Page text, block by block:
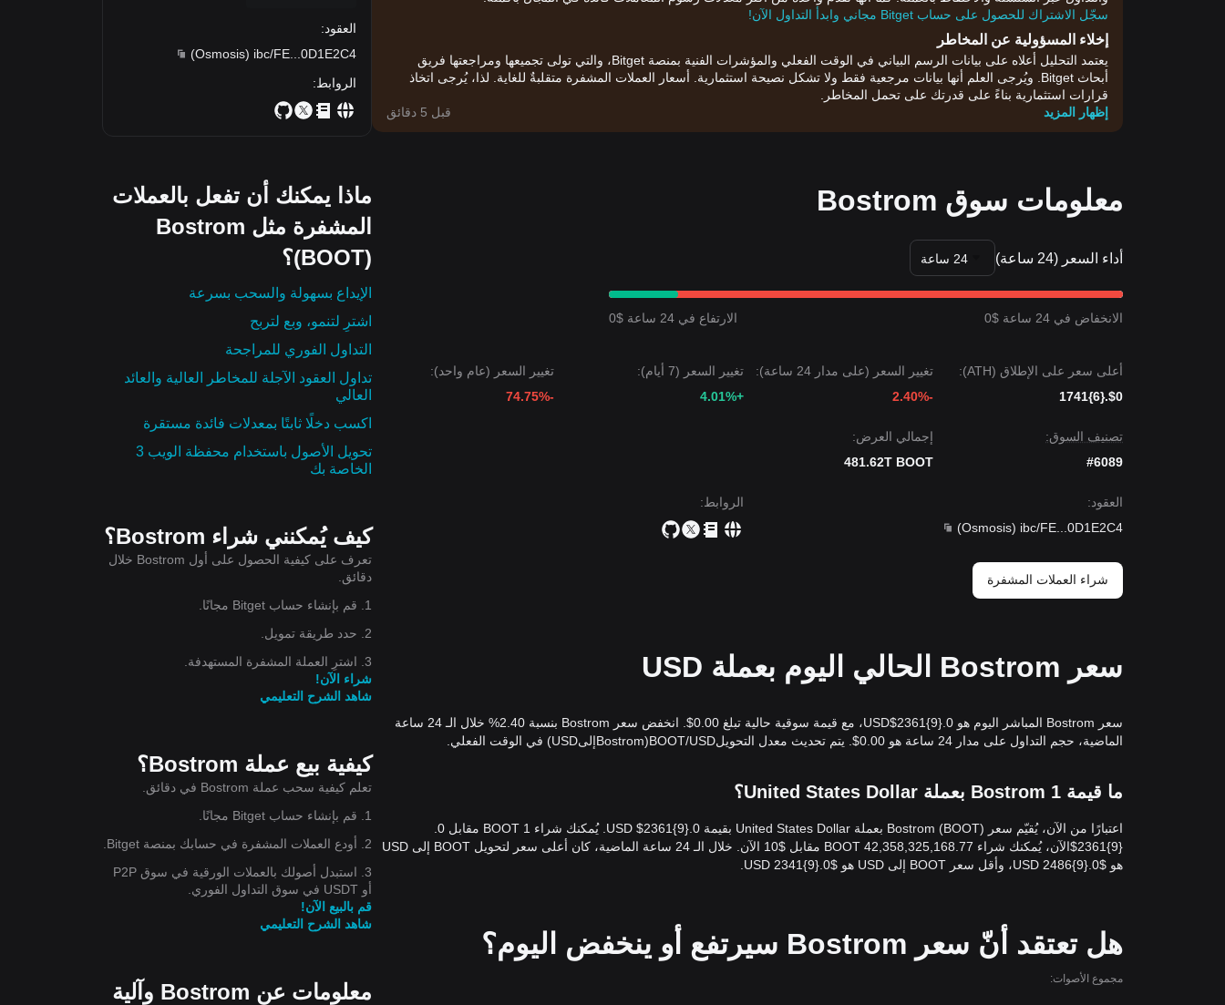
سجّل الاشتراك للحصول على حساب Bitget مجاني وابدأ التداول الآن!
إخلاء المسؤولية عن المخاطر
يعتمد التحليل أعلاه على بيانات الرسم البياني في الوقت الفعلي والمؤشرات الفنية بمنصة Bitget، والتي تولى تجميعها ومراجعتها فريق
أبحاث Bitget. ويُرجى العلم أنها بيانات مرجعية فقط ولا تشكل نصيحة استثمارية. أسعار العملات المشفرة متقلبةٌ للغاية. لذا، يُرجى اتخاذ
قرارات استثمارية بناءً على قدرتك على تحمل المخاطر.
إظهار المزيد
قبل 5 دقائق
معلومات سوق Bostrom
أداء السعر (24 ساعة) 24 ساعة
الانخفاض في 24 ساعة $0 الارتفاع في 24 ساعة $0
أعلى سعر على الإطلاق (ATH):
$0.{6}1741
تغيير السعر (على مدار 24 ساعة):
-2.40%
تغيير السعر (7 أيام):
+4.01%
تغيير السعر (عام واحد):
-74.75%
تصنيف السوق:
#6089
إجمالي العرض:
481.62T BOOT
العقود:
ibc/FE
0D1E2C4
(
Osmosis
)
الروابط:
شراء العملات المشفرة
سعر Bostrom الحالي اليوم بعملة USD
سعر Bostrom المباشر اليوم هو 0.{9}2361$USD، مع قيمة سوقية حالية تبلغ 0.00$. انخفض سعر Bostrom بنسبة 2.40% خلال الـ 24 ساعة
الماضية، حجم التداول على مدار 24 ساعة هو 0.00$. يتم تحديث معدل التحويلBOOT/USD(BostromإلىUSD) في الوقت الفعلي.
ما قيمة 1 Bostrom بعملة United States Dollar؟
{9}2361$الآن، يُمكنك شراء 42,358,325,168.77 BOOT مقابل $10 الآن. خلال الـ 24 ساعة الماضية، كان أعلى سعر لتحويل BOOT إلى USD
هو $0.{9}2486 USD، وأقل سعر BOOT إلى USD هو $0.{9}2341 USD.
هل تعتقد أنّ سعر Bostrom سيرتفع أو ينخفض اليوم؟
مجموع الأصوات:
العقود:
ibc/FE
0D1E2C4
(
Osmosis
)
الروابط:
ماذا يمكنك أن تفعل بالعملات
المشفرة مثل Bostrom
(BOOT)؟
الإيداع بسهولة والسحب بسرعة
اشترِ لتنمو، وبع لتربح
التداول الفوري للمراجحة
تداول العقود الآجلة للمخاطر العالية والعائد
العالي
اكسب دخلًا ثابتًا بمعدلات فائدة مستقرة
تحويل الأصول باستخدام محفظة الويب 3
الخاصة بك
كيف يُمكنني شراء Bostrom؟
تعرف على كيفية الحصول على أول Bostrom خلال
دقائق.
1. قم بإنشاء حساب Bitget مجانًا.
2. حدد طريقة تمويل.
3. اشترِ العملة المشفرة المستهدفة.
شراء الآن!
شاهد الشرح التعليمي
كيفية بيع عملة Bostrom؟
تعلم كيفية سحب عملة Bostrom في دقائق.
1. قم بإنشاء حساب Bitget مجانًا.
2. أودع العملات المشفرة في حسابك بمنصة Bitget.
3. استبدل أصولك بالعملات الورقية في سوق P2P
أو USDT في سوق التداول الفوري.
قم بالبيع الآن!
شاهد الشرح التعليمي
معلومات عن Bostrom وآلية